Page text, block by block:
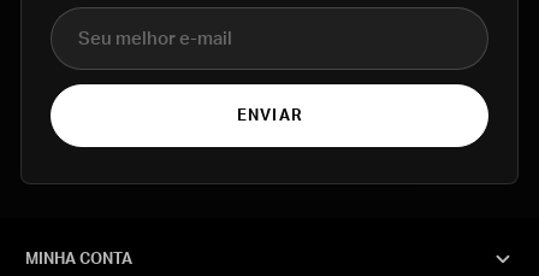
E-mail
ENVIAR
MINHA CONTA